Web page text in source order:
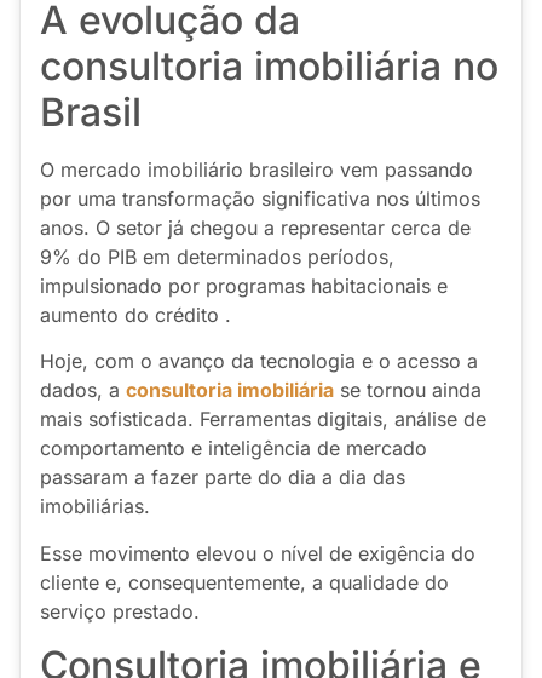
A evolução da
consultoria imobiliária no
Brasil
O mercado imobiliário brasileiro vem passando
por uma transformação significativa nos últimos
anos. O setor já chegou a representar cerca de
9% do PIB em determinados períodos,
impulsionado por programas habitacionais e
aumento do crédito .
Hoje, com o avanço da tecnologia e o acesso a
dados, a consultoria imobiliária se tornou ainda
mais sofisticada. Ferramentas digitais, análise de
comportamento e inteligência de mercado
passaram a fazer parte do dia a dia das
imobiliárias.
Esse movimento elevou o nível de exigência do
cliente e, consequentemente, a qualidade do
serviço prestado.
Consultoria imobiliária e